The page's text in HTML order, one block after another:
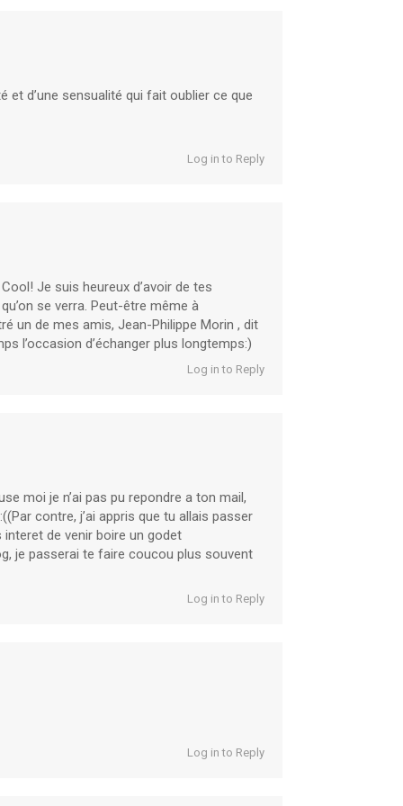
et d’une sensualité qui fait oublier ce que
Log in to Reply
Je suis heureux d’avoir de tes
se verra. Peut-être même à
un de mes amis, Jean-Philippe Morin , dit
l’occasion d’échanger plus longtemps:)
Log in to Reply
moi je n’ai pas pu repondre a ton mail,
contre, j’ai appris que tu allais passer
de venir boire un godet
je passerai te faire coucou plus souvent
Log in to Reply
Log in to Reply